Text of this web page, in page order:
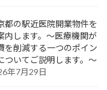
都の駅近医院開業物件を
内します。～医療機関が
を削減する一つのポイン
ついてご説明します。～
年7月29日